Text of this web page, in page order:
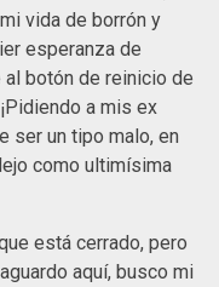
vida de borrón y
esperanza de
botón de reinicio de
a mis ex
ser un tipo malo, en
como ultimísima
está cerrado, pero
aquí, busco mi